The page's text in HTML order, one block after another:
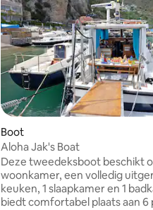
Boot
Aloha Jak's Boat
Deze tweedeksboot beschikt
woonkamer, een volledig
keuken, 1 slaapkamer en 1
biedt comfortabel plaats aan 6